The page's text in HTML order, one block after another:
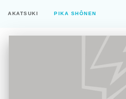
AKATSUKI PIKA SHÔNEN